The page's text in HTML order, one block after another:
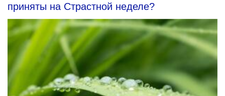
приняты на Страстной неделе?